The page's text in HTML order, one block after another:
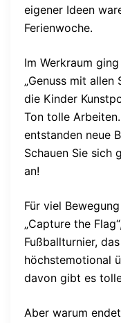
eigener Ideen
Ferienwoche.
Im Werkraum
„Genuss mit allen
die Kinder
Ton tolle
entstanden neue
Schauen Sie sich
an!
Für viel
„Capture the
Fußballturnier,
höchstemotional
davon gibt es
Aber warum